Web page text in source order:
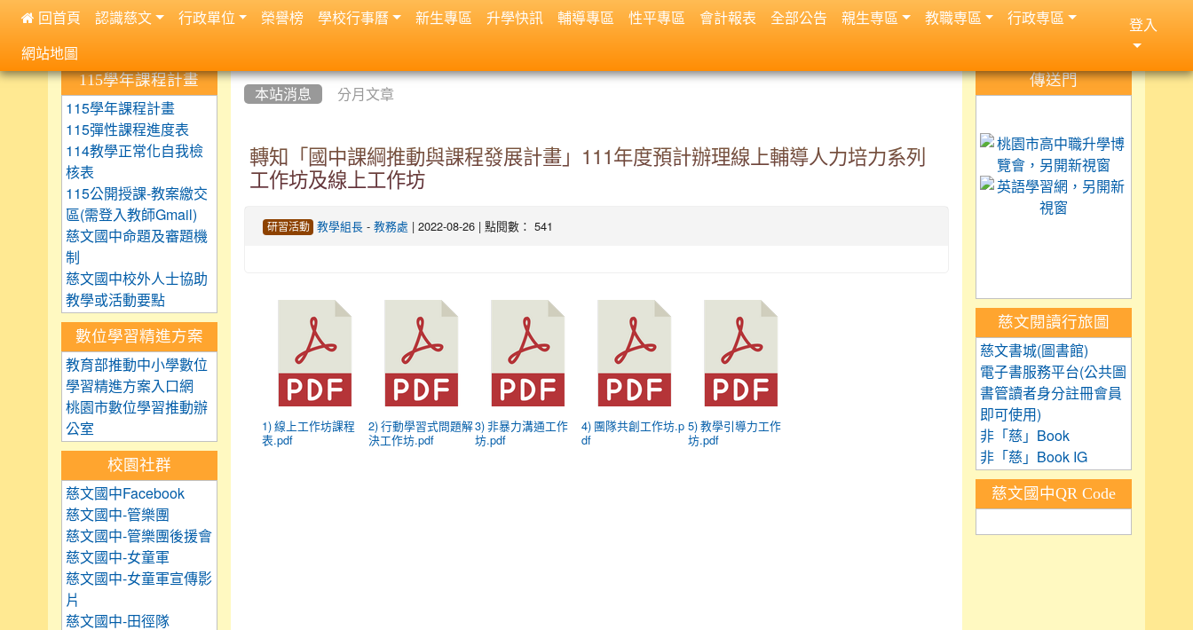
:::
本站消息 分月文章
轉知「國中課綱推動與課程發展計畫」111年度預計辦理線上輔導人力培力系列
工作坊及線上工作坊
研習活動 教學組長 -教務處 | 2022-08-26 | 點閱數： 541
1) 線上工作坊課程
表.pdf
2) 行動學習式問題解
決工作坊.pdf
3) 非暴力溝通工作
坊.pdf
4) 團隊共創工作坊.p
df
5) 教學引導力工作
坊.pdf
::: 115學年課程計畫
115學年課程計畫
115彈性課程進度表
114教學正常化自我檢
核表
115公開授課-教案繳交
區(需登入教師Gmail)
慈文國中命題及審題機
制
慈文國中校外人士協助
教學或活動要點
數位學習精進方案
教育部推動中小學數位
學習精進方案入口網
桃園市數位學習推動辦
公室
校園社群
慈文國中Facebook
慈文國中-管樂團
慈文國中-管樂團後援會
慈文國中-女童軍
慈文國中-女童軍宣傳影
片
慈文國中-田徑隊
::: 傳送門
慈文閱讀行旅圖
慈文書城(圖書館)
電子書服務平台(公共圖
書管讀者身分註冊會員
即可使用)
非「慈」Book
非「慈」Book IG
慈文國中QR Code
 回首頁 認識慈文 行政單位 榮譽榜 學校行事曆 新生專區 升學快訊 輔導專區 性平專區 會計報表 全部公告 親生専區 教職専區 行政専區
網站地圖
登入